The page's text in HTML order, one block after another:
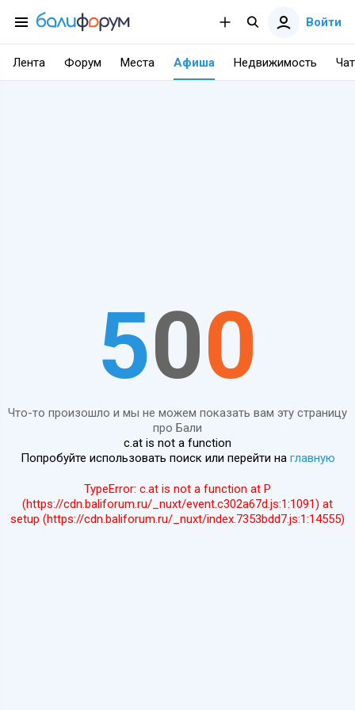
Войти
Лента Форум Места Афиша Недвижимость Чат
500
Что-то произошло и мы не можем показать вам эту страницу
про Бали
c.at is not a function
Попробуйте использовать поиск или перейти на главную
TypeError: c.at is not a function at P
(https://cdn.baliforum.ru/_nuxt/event.c302a67d.js:1:1091) at
setup (https://cdn.baliforum.ru/_nuxt/index.7353bdd7.js:1:14555)